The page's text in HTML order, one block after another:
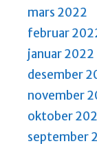
mars 2022
februar
januar 2022
desember
november
oktober
september